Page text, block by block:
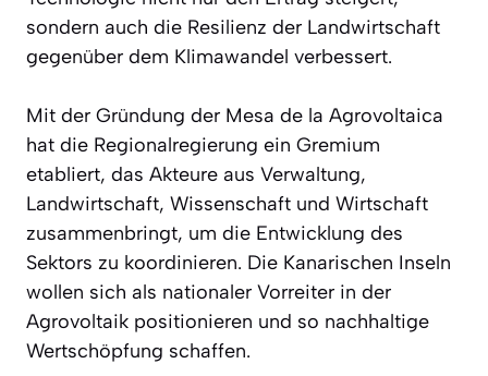
sondern auch die Resilienz der Landwirtschaft
gegenüber dem Klimawandel verbessert.
Mit der Gründung der Mesa de la Agrovoltaica
hat die Regionalregierung ein Gremium
etabliert, das Akteure aus Verwaltung,
Landwirtschaft, Wissenschaft und Wirtschaft
zusammenbringt, um die Entwicklung des
Sektors zu koordinieren. Die Kanarischen Inseln
wollen sich als nationaler Vorreiter in der
Agrovoltaik positionieren und so nachhaltige
Wertschöpfung schaffen.